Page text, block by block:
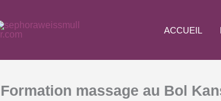
ACCUEIL
Formation massage au Bol